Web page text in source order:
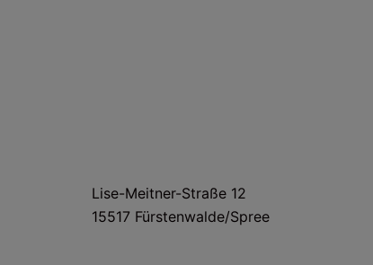
Lise-Meitner-Straße 12
15517 Fürstenwalde/Spree